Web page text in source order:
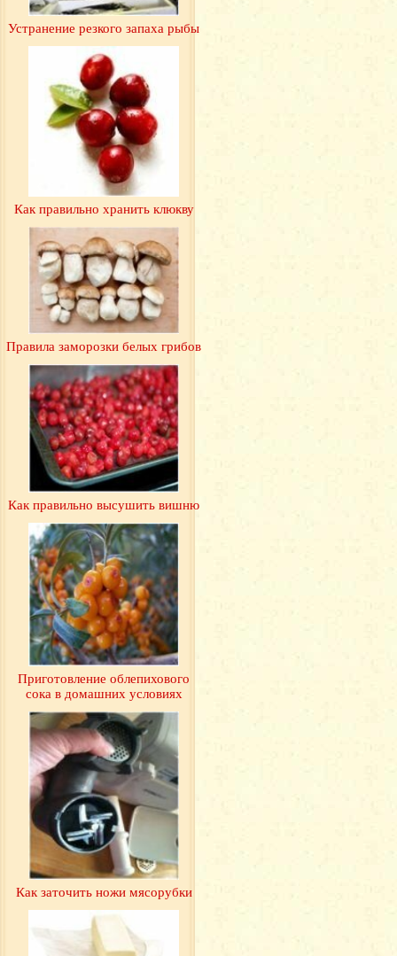
Устранение резкого запаха рыбы
Как правильно хранить клюкву
Правила заморозки белых грибов
Как правильно высушить вишню
Приготовление облепихового
сока в домашних условиях
Как заточить ножи мясорубки